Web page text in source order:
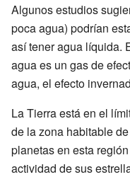
Algunos estudios
poca agua) podrían
así tener agua líquida.
agua es un gas de
agua, el efecto
La Tierra está en el
de la zona habitable
planetas en esta
actividad de sus